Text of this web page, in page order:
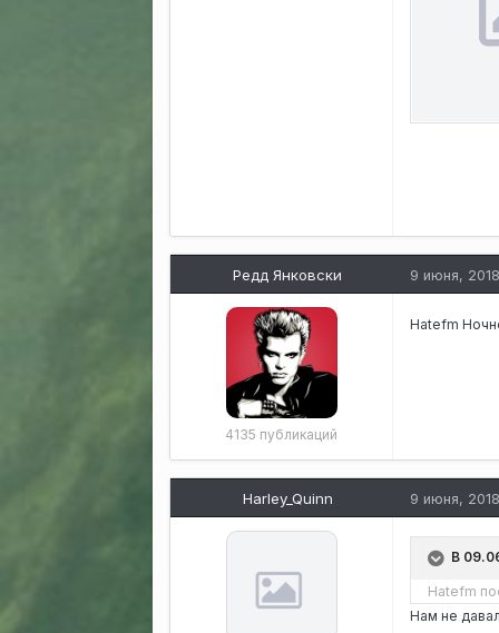
Редд Янковски
4135 публикаций
9 июня, 2018
Hatefm
Harley_Quinn 9 июня, 2018
В
Hatefm
Нам не